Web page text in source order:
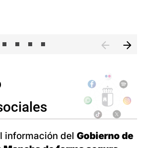
información del Gobierno de